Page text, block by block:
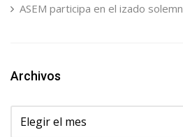
ASEM participa en el izado
Archivos
Archivos